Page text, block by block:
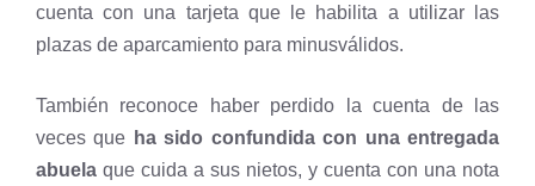
cuenta con una tarjeta que le habilita a utilizar las
plazas de aparcamiento para minusválidos.
También reconoce haber perdido la cuenta de las
veces que ha sido confundida con una entregada
abuela que cuida a sus nietos, y cuenta con una nota